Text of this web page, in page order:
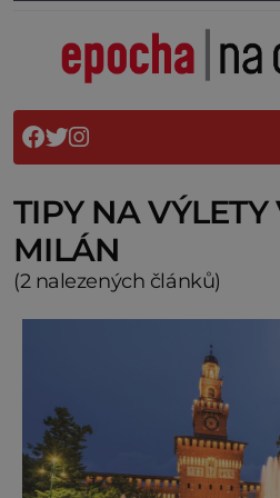
TIPY NA
MILÁN
(2 nalezených článků)